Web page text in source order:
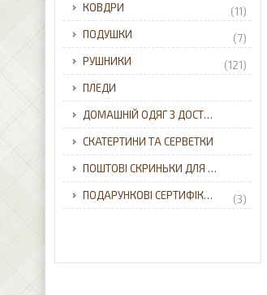
КОВДРИ
(11)
ПОДУШКИ
(7)
РУШНИКИ
(121)
ПЛЕДИ
ДОМАШНІЙ ОДЯГ З ДОСТАВКОЮ ПО УКРАЇНІ.
СКАТЕРТИНИ ТА СЕРВЕТКИ
ПОШТОВІ СКРИНЬКИ ДЛЯ ПРИВАТНОГО БУДИНКУ З ДОСТАВКОЮ ПО УКРАЇНІ.
ПОДАРУНКОВІ СЕРТИФІКАТИ (3)